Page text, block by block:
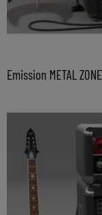
Emission METAL